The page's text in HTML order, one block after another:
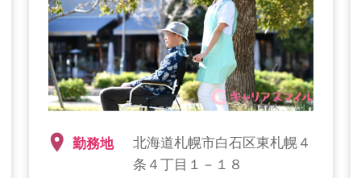
勤務地
北海道札幌市白石区東札幌４
条４丁目１－１８